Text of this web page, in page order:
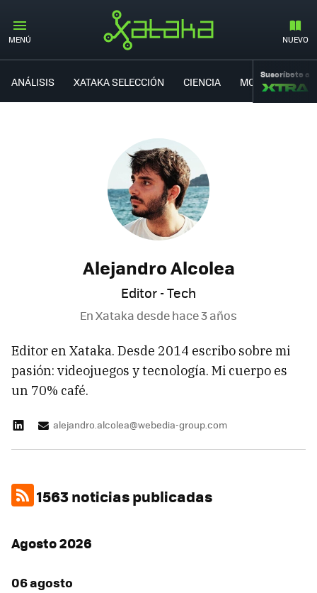
MENÚ NUEVO
ANÁLISIS XATAKA SELECCIÓN CIENCIA MOVILIDAD
Suscríbete a
Alejandro Alcolea
Editor - Tech
En Xataka desdehace 3 años
Editor en Xataka. Desde 2014 escribo sobre mi
pasión: videojuegos y tecnología. Mi cuerpo es
un 70% café.
alejandro.alcolea@webedia-group.com
1563 noticias publicadas
Agosto 2026
06 agosto